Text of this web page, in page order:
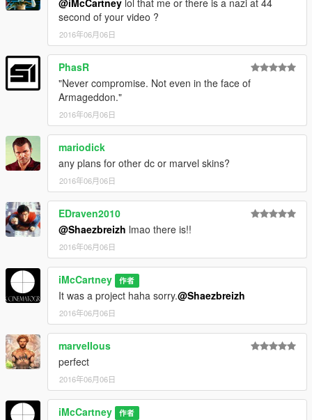
@iMcCartney lol that me or there is a nazi at 44
second of your video ?
2016年06月06日
PhasR
"Never compromise. Not even in the face of
Armageddon."
2016年06月06日
mariodick
any plans for other dc or marvel skins?
2016年06月06日
EDraven2010
@Shaezbreizh lmao there is!!
2016年06月06日
iMcCartney 作者
It was a project haha sorry.@Shaezbreizh
2016年06月06日
marveIIous
perfect
2016年06月06日
iMcCartney 作者